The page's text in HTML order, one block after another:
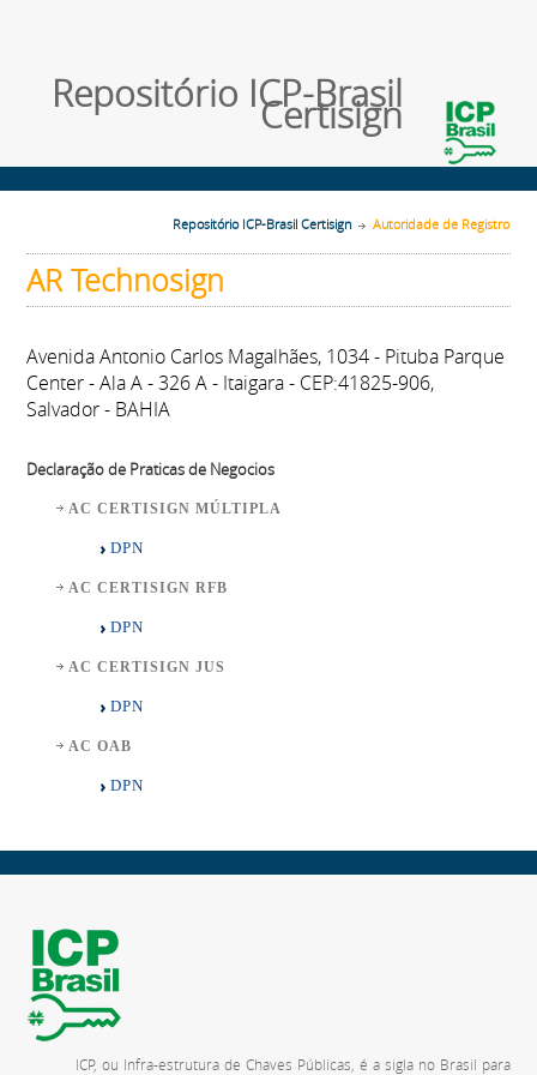
Repositório ICP-Brasil
Certisign
Repositório ICP-Brasil Certisign Autoridade de Registro
AR Technosign
Avenida Antonio Carlos Magalhães, 1034 - Pituba Parque
Center - Ala A - 326 A - Itaigara - CEP:41825-906,
Salvador - BAHIA
Declaração de Praticas de Negocios
AC CERTISIGN MÚLTIPLA
DPN
AC CERTISIGN RFB
DPN
AC CERTISIGN JUS
DPN
AC OAB
DPN
ICP, ou Infra-estrutura de Chaves Públicas, é a sigla no Brasil para